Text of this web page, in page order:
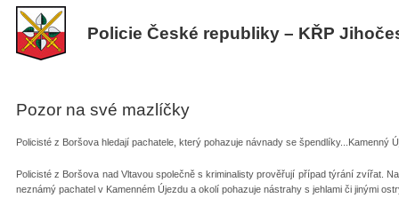
Policie České republiky – KŘP
Pozor na své mazlíčky
Policisté z Boršova hledají pachatele, který pohazuje návnady se špendlíky...Kamenný
Policisté z Boršova nad Vltavou společně s kriminalisty prověřují případ týrání zvířat.
neznámý pachatel v Kamenném Újezdu a okolí pohazuje nástrahy s jehlami či jinými